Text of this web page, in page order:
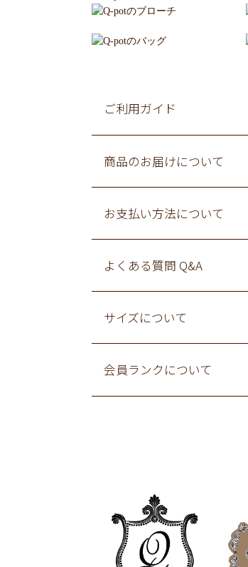
ご利用ガイド
商品のお届けについて
お支払い方法について
よくある質問 Q&A
サイズについて
会員ランクについて